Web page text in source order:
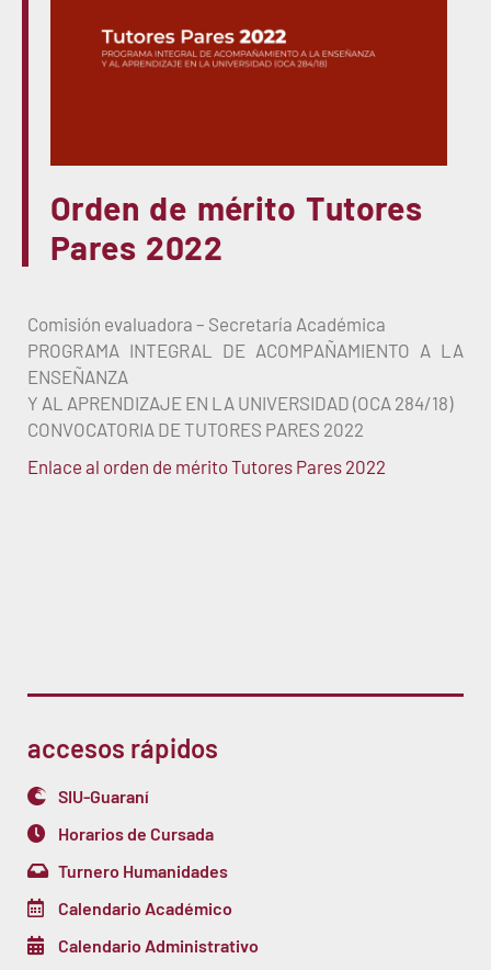
Orden de mérito Tutores
Pares 2022
Comisión evaluadora – Secretaría Académica
PROGRAMA INTEGRAL DE ACOMPAÑAMIENTO A LA
ENSEÑANZA
Y AL APRENDIZAJE EN LA UNIVERSIDAD (OCA 284/18)
CONVOCATORIA DE TUTORES PARES 2022
Enlace al orden de mérito Tutores Pares 2022
accesos rápidos
SIU-Guaraní
Horarios de Cursada
Turnero Humanidades
Calendario Académico
Calendario Administrativo